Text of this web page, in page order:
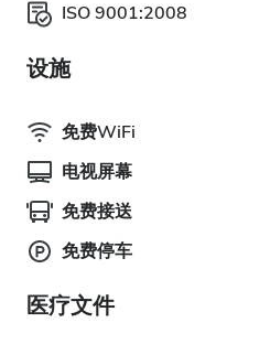
ISO 9001:2008
设施
免费WiFi
电视屏幕
免费接送
免费停车
医疗文件